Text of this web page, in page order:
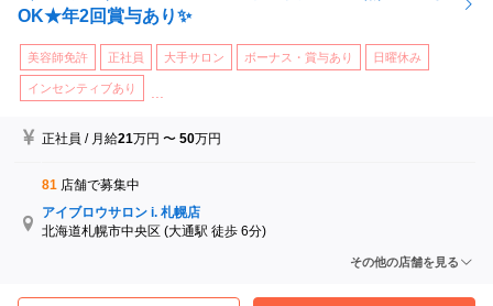
OK★年2回賞与あり✨
美容師免許 正社員 大手サロン ボーナス・賞与あり 日曜休み
インセンティブあり
正社員 / 月給21万円 〜50万円
81 店舗で募集中
アイブロウサロン i. 札幌店
北海道札幌市中央区 (大通駅 徒歩 6分)
アイブロウサロン i. 旭川店
その他の店舗を見る